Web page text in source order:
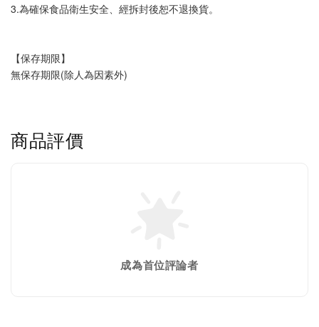
3.為確保食品衛生安全、經拆封後恕不退換貨。
【保存期限】
無保存期限(除人為因素外)
商品評價
成為首位評論者